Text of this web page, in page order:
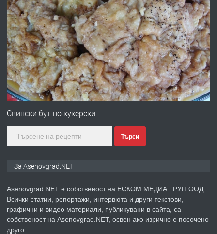
преди 10 месеца
ПРЕДЛАГА
Професионална броячна машина -
със сертификат от ЕЦБ
преди 1 година
ПРЕДЛАГА
Професионална зеленчукорезачка
преди 2 години
ПРЕДЛАГА
Давам индивидуалани уроци по
Свински бут по кукерски
Търси
За Asenovgrad.NET
Asenovgrad.NET е собственост на ЕСКОМ МЕДИА ГРУП ООД.
Всички статии, репортажи, интервюта и други текстови,
графични и видео материали, публикувани в сайта, са
собственост на Asenovgrad.NET, освен ако изрично е посочено
друго.